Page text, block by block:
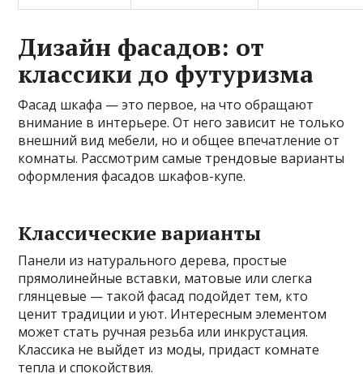
Дизайн фасадов: от
классики до футуризма
Фасад шкафа — это первое, на что обращают
внимание в интерьере. От него зависит не только
внешний вид мебели, но и общее впечатление от
комнаты. Рассмотрим самые трендовые варианты
оформления фасадов шкафов-купе.
Классические варианты
Панели из натурального дерева, простые
прямолинейные вставки, матовые или слегка
глянцевые — такой фасад подойдет тем, кто
ценит традиции и уют. Интересным элементом
может стать ручная резьба или инкрустация.
Классика не выйдет из моды, придаст комнате
тепла и спокойствия.